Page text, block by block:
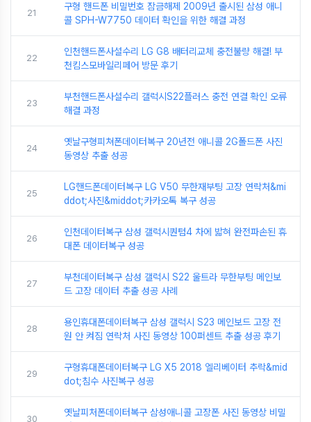
21
구형 핸드폰 비밀번호 잠금해제 2009년 출시된 삼성 애니
콜 SPH-W7750 데이터 확인을 위한 해결 과정
22
인천핸드폰사설수리 LG G8 배터리교체 충전불량 해결! 부
천킴스모바일리페어 방문 후기
23
부천핸드폰사설수리 갤럭시S22플러스 충전 연결 확인 오류
해결 과정
24
옛날구형피쳐폰데이터복구 20년전 애니콜 2G폴드폰 사진
동영상 추출 성공
25
LG핸드폰데이터복구 LG V50 무한재부팅 고장 연락처&mi
ddot;사진&middot;카카오톡 복구 성공
26
인천데이터복구 삼성 갤럭시퀀텀4 차에 밟혀 완전파손된 휴
대폰 데이터복구 성공
27
부천데이터복구 삼성 갤럭시 S22 울트라 무한부팅 메인보
드 고장 데이터 추출 성공 사례
28
용인휴대폰데이터복구 삼성 갤럭시 S23 메인보드 고장 전
원 안 켜짐 연락처 사진 동영상 100퍼센트 추출 성공 후기
29
구형휴대폰데이터복구 LG X5 2018 엘리베이터 추락&mid
dot;침수 사진복구 성공
30
옛날피처폰데이터복구 삼성애니콜 고장폰 사진 동영상 비밀